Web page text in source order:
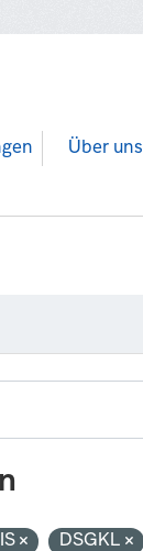
Über uns
DSGKL